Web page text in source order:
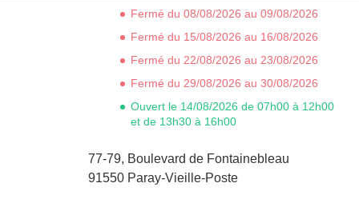
77-79, Boulevard de Fontainebleau
91550 Paray-Vieille-Poste
Fermé du 08/08/2026 au 09/08/2026
Fermé du 15/08/2026 au 16/08/2026
Fermé du 22/08/2026 au 23/08/2026
Fermé du 29/08/2026 au 30/08/2026
Ouvert le 14/08/2026 de 07h00 à 12h00
et de 13h30 à 16h00